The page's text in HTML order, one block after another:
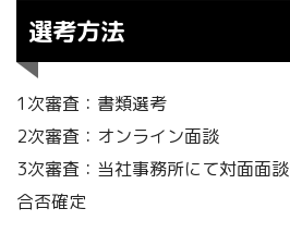
選考方法
1次審査：書類選考
2次審査：オンライン面談
3次審査：当社事務所にて対面面談
合否確定